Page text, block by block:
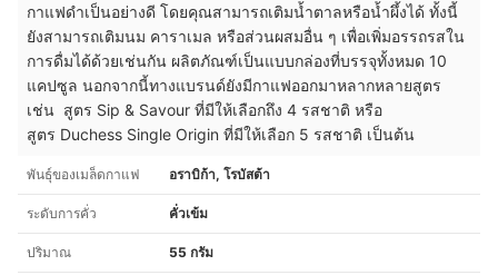
กาแฟดำเป็นอย่างดี โดยคุณสามารถเติมน้ำตาลหรือน้ำผึ้งได้ ทั้งนี้
ยังสามารถเติมนม คาราเมล หรือส่วนผสมอื่น ๆ เพื่อเพิ่มอรรถรสใน
การดื่มได้ด้วยเช่นกัน ผลิตภัณฑ์เป็นแบบกล่องที่บรรจุทั้งหมด 10
แคปซูล นอกจากนี้ทางแบรนด์ยังมีกาแฟออกมาหลากหลายสูตร
เช่น สูตร Sip & Savour ที่มีให้เลือกถึง 4 รสชาติ หรือ
สูตร Duchess Single Origin ที่มีให้เลือก 5 รสชาติ เป็นต้น
พันธุ์ของเมล็ดกาแฟ อราบิก้า, โรบัสต้า
ระดับการคั่ว คั่วเข้ม
ปริมาณ 55 กรัม